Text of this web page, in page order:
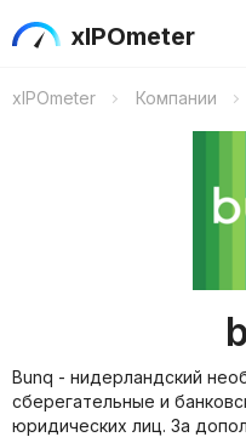
xIPOmeter
xIPOmeter Компании
Bunq - нидерландский
сберегательные и
юридических лиц. За